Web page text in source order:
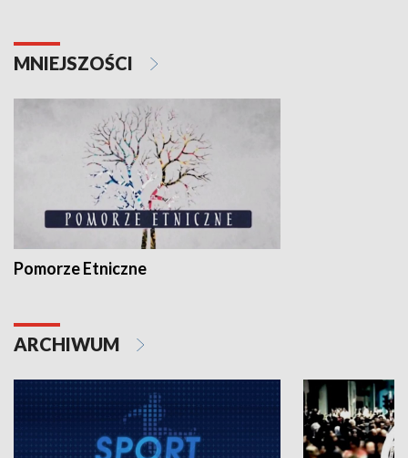
MNIEJSZOŚCI
Pomorze Etniczne
ARCHIWUM